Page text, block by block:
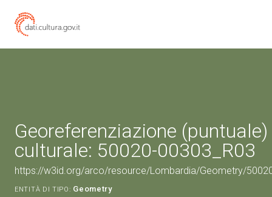
Georeferenziazione
culturale: 50020-00303_R03
https://w3id.org/arco/resource/Lombardia/Geometry/
ENTITÀ DI TIPO: Geometry